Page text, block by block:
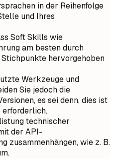
in der Reihenfolge
und Ihres
Soft Skills wie
am besten durch
hervorgehoben
Werkzeuge und
Sie jedoch die
es sei denn, dies ist
technischer
der API-
zusammenhängen, wie z. B.